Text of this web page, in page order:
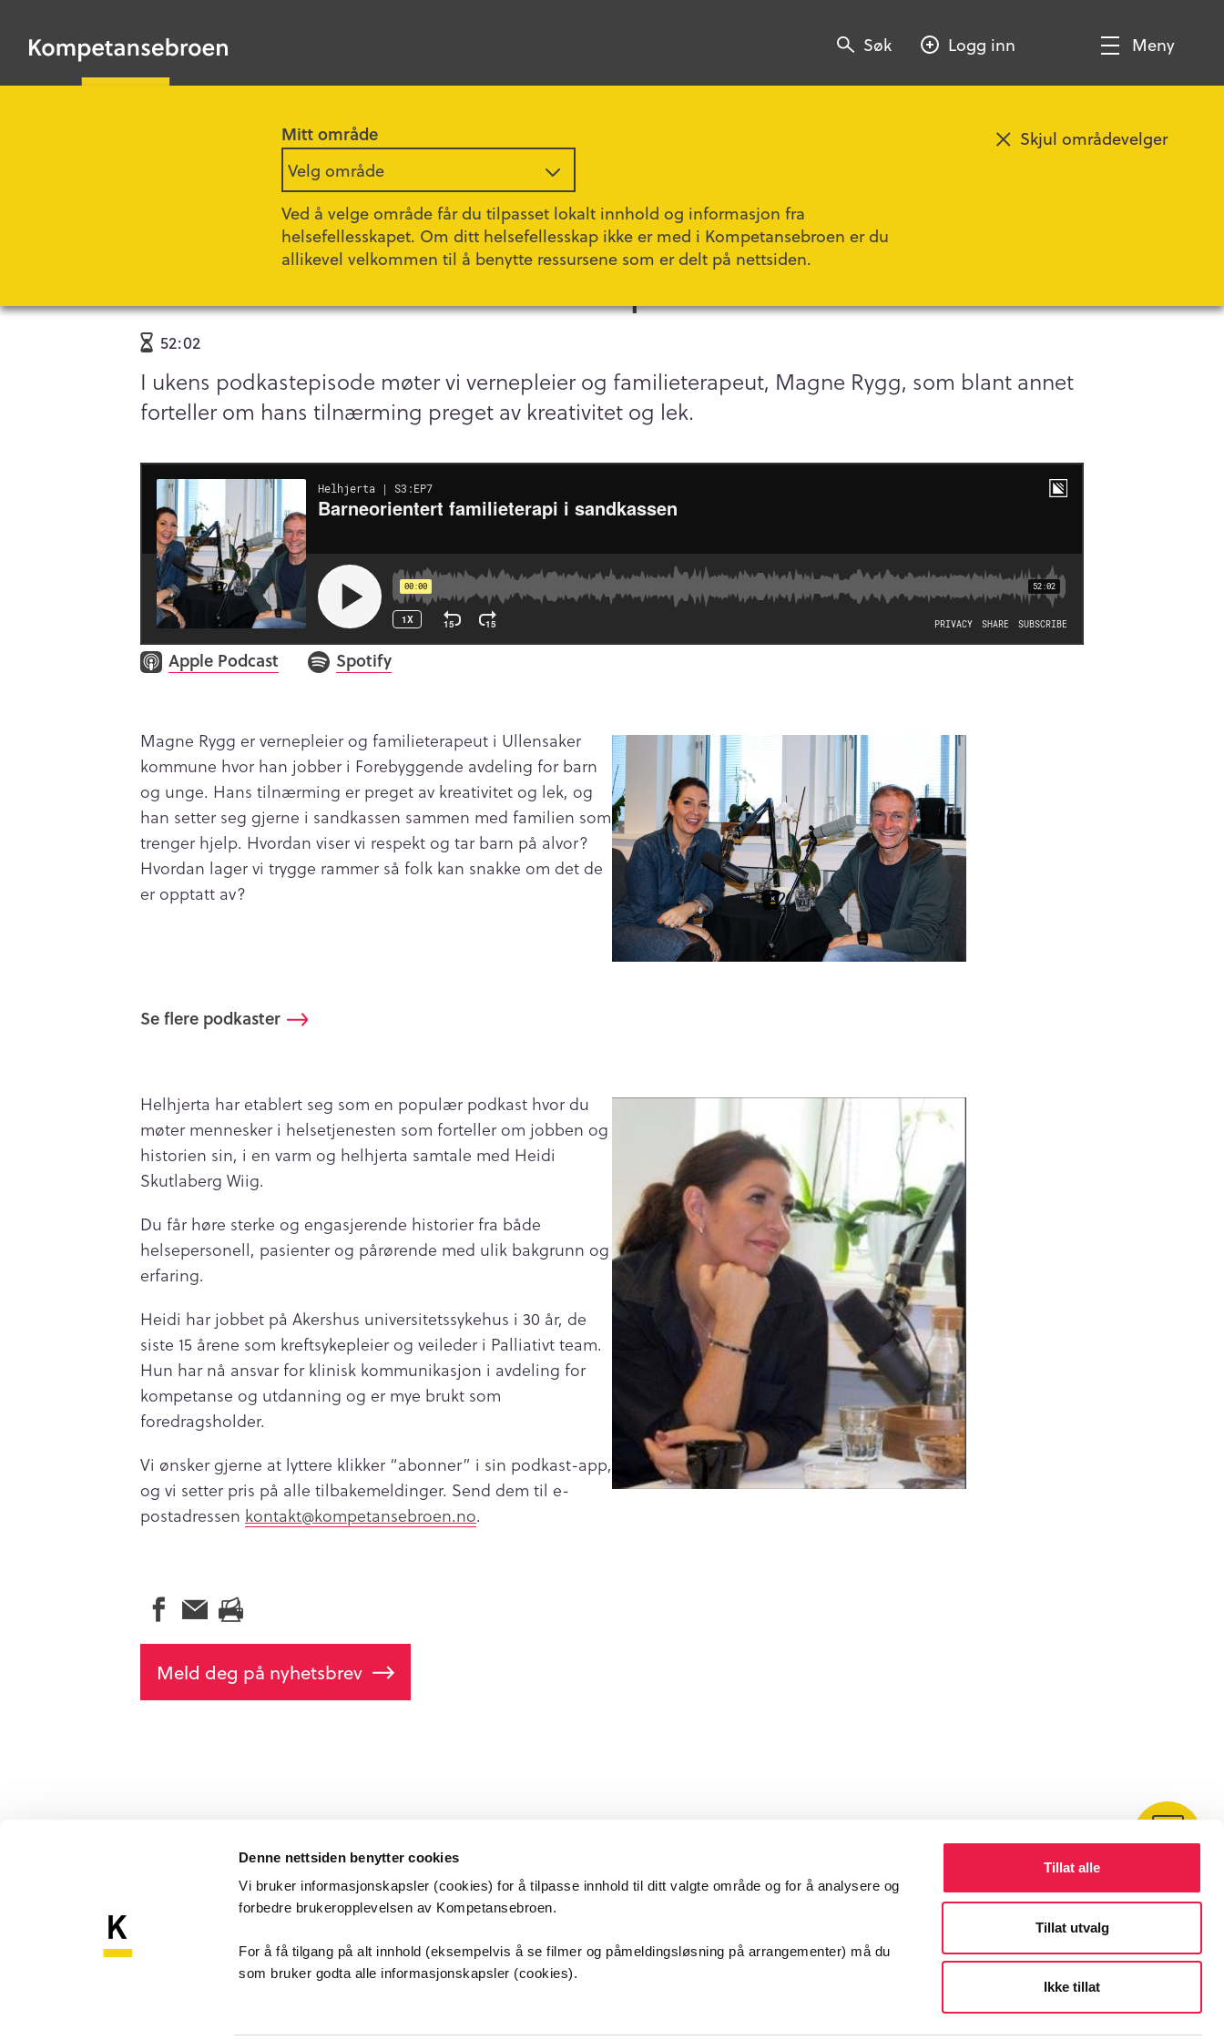
Denne nettsiden benytter cookies
Vi bruker informasjonskapsler (cookies) for å tilpasse innhold til ditt valgte område og for å analysere og
forbedre brukeropplevelsen av Kompetansebroen.
For å få tilgang på alt innhold (eksempelvis å se filmer og påmeldingsløsning på arrangementer) må du
som bruker godta alle informasjonskapsler (cookies).
Tillat alle
Tillat utvalg
Ikke tillat
Mitt område
Velg område
Ved å velge område får du tilpasset lokalt innhold og informasjon fra
helsefellesskapet. Om ditt helsefellesskap ikke er med i Kompetansebroen er du
allikevel velkommen til å benytte ressursene som er delt på nettsiden.
Skjul områdevelger
HOVEDINNHOLD
Kompetansebroen Søk
Søk Søk Logg inn
Vis/SkjulMeny
Barneorientert familieterapi i sandkassen
52:02
I ukens podkastepisode møter vi vernepleier og familieterapeut, Magne Rygg, som blant annet
forteller om hans tilnærming preget av kreativitet og lek.
Apple Podcast Spotify
Magne Rygg er vernepleier og familieterapeut i Ullensaker
kommune hvor han jobber i Forebyggende avdeling for barn
og unge. Hans tilnærming er preget av kreativitet og lek, og
han setter seg gjerne i sandkassen sammen med familien som
trenger hjelp. Hvordan viser vi respekt og tar barn på alvor?
Hvordan lager vi trygge rammer så folk kan snakke om det de
er opptatt av?
Se flere podkaster
Helhjerta har etablert seg som en populær podkast hvor du
møter mennesker i helsetjenesten som forteller om jobben og
historien sin, i en varm og helhjerta samtale med Heidi
Skutlaberg Wiig.
Du får høre sterke og engasjerende historier fra både
helsepersonell, pasienter og pårørende med ulik bakgrunn og
erfaring.
Heidi har jobbet på Akershus universitetssykehus i 30 år, de
siste 15 årene som kreftsykepleier og veileder i Palliativt team.
Hun har nå ansvar for klinisk kommunikasjon i avdeling for
kompetanse og utdanning og er mye brukt som
foredragsholder.
Vi ønsker gjerne at lyttere klikker “abonner” i sin podkast-app,
og vi setter pris på alle tilbakemeldinger. Send dem til e-
postadressen kontakt@kompetansebroen.no.
Meld deg på nyhetsbrev
Kompetansebroen Kompetansebroen
Akershus universitetssykehus HF
Kontakt